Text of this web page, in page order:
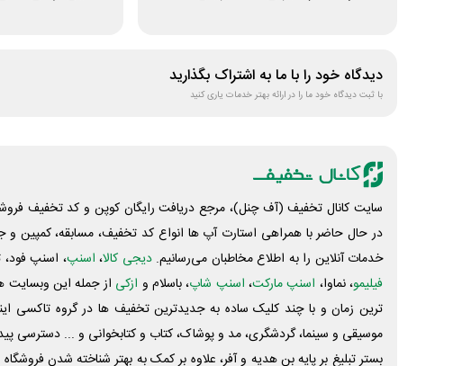
دیدگاه خود را با ما به اشتراک بگذارید
با ثبت دیدگاه خود ما را در ارائه بهتر خدمات یاری کنید
سایت کانال تخفیف (آف چنل)، مرجع دریافت رایگان کوپن و کد تخفیف
در حال حاضر با همراهی استارت آپ ها انواع کد تخفیف، مسابقه، کمپین و
خدمات آنلاین را به اطلاع مخاطبان می‌رسانیم. دیجی کالا، اسنپ، اسنپ فود،
فیلیمو، نماوا، اسنپ مارکت، اسنپ شاپ، باسلام و ازکی از جمله این وبسایت
ترین زمان و با چند کلیک ساده به جدیدترین تخفیف ها در گروه تاکسی
موسیقی و سینما، گردشگری، مد و پوشاک، کتاب و کتابخوانی و ... دسترسی
بستر تبلیغ بر پایه بن هدیه و آفر، علاوه بر کمک به بهتر شناخته شدن